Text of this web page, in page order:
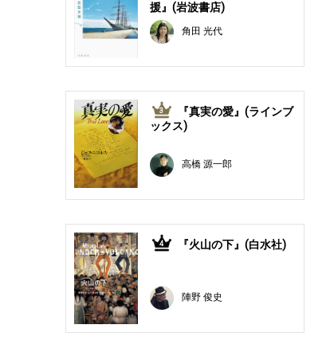
援』(岩波書店)
角田 光代
3
『真実の愛』(ラインブ
ックス)
高橋 源一郎
4 『火山の下』(白水社)
陣野 俊史